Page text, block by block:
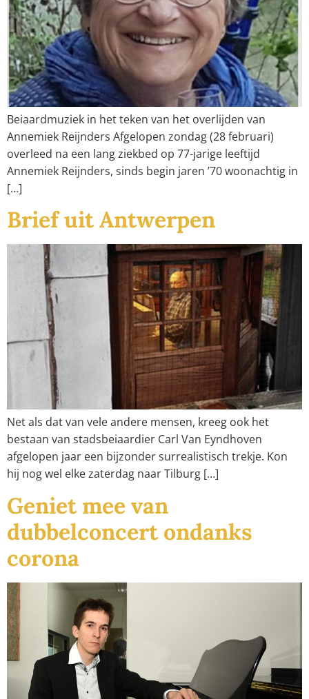
Beiaardmuziek in het teken van het overlijden van
Annemiek Reijnders Afgelopen zondag (28 februari)
overleed na een lang ziekbed op 77-jarige leeftijd
Annemiek Reijnders, sinds begin jaren ’70 woonachtig in
[…]
Brief uit Antwerpen
Net als dat van vele andere mensen, kreeg ook het
bestaan van stadsbeiaardier Carl Van Eyndhoven
afgelopen jaar een bijzonder surrealistisch trekje. Kon
hij nog wel elke zaterdag naar Tilburg […]
Geniet mee van
dubbelconcert ondanks
corona